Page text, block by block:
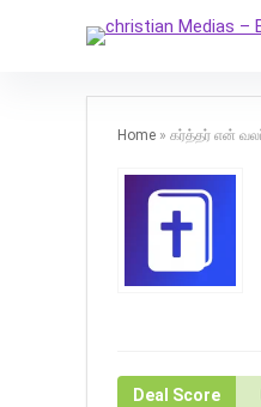
Home » கர்த்தர் என்
Deal Score